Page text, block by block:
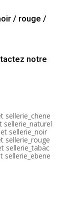
/ rouge /
notre